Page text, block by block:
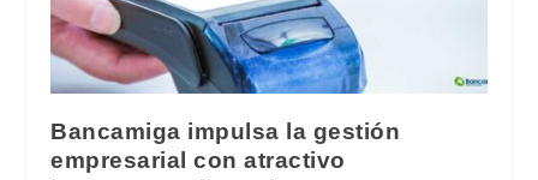
Bancamiga impulsa la gestión
empresarial con atractivo